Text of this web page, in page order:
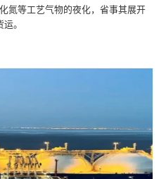
氮等工艺气物的夜化，省事其展开
运。